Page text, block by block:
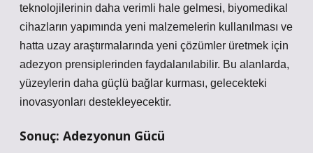
teknolojilerinin daha verimli hale gelmesi, biyomedikal
cihazların yapımında yeni malzemelerin kullanılması ve
hatta uzay araştırmalarında yeni çözümler üretmek için
adezyon prensiplerinden faydalanılabilir. Bu alanlarda,
yüzeylerin daha güçlü bağlar kurması, gelecekteki
inovasyonları destekleyecektir.
Sonuç: Adezyonun Gücü